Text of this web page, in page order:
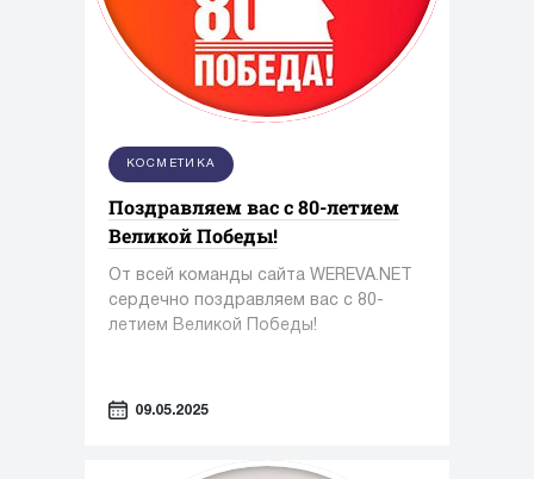
КОСМЕТИКА
Поздравляем вас с 80-летием
Великой Победы!
От всей команды сайта WEREVA.NET
сердечно поздравляем вас с 80-
летием Великой Победы!
09.05.2025